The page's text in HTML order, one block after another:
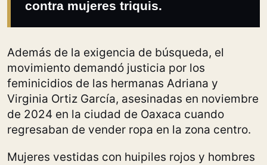
contra mujeres triquis.
Además de la exigencia de búsqueda, el
movimiento demandó justicia por los
feminicidios de las hermanas Adriana y
Virginia Ortiz García, asesinadas en noviembre
de 2024 en la ciudad de Oaxaca cuando
regresaban de vender ropa en la zona centro.
Mujeres vestidas con huipiles rojos y hombres